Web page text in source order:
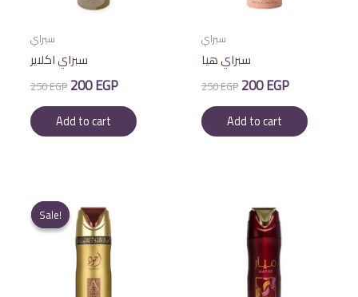
سبراي
سبراي اكلاير
250EGPOriginal
price
was:
250 EGP.
200EGPCurrent
is:
200 EGP.
Add to cart
سبراي
سبراي هيا
250EGPOriginal
price
was:
250 EGP.
200EGPCurrent
is:
200 EGP.
Add to cart
Sale!
Sale!